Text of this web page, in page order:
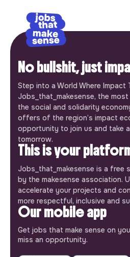
No bullshit, just
Step into a World Where Impact
Jobs_that_makesense, the
the social and solidarity
offers of the region’s impact
opportunity to join us and take
tomorrow.
This is your
Jobs_that_makesense is a free
by the makesense association.
accelerate your projects and
more respectful, inclusive and
Our mobile app
Get jobs that make sense on
miss an opportunity.